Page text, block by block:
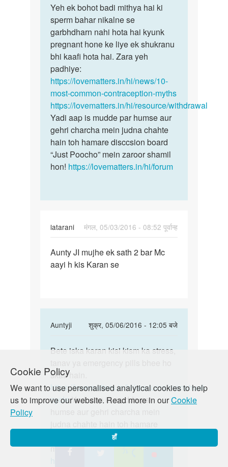
Cookie Policy
We want to use personalised analytical cookies to help
us to improve our website. Read more in ourCookie
Policy
हाँ
to
Mc
ka
three
din
bad
mana
apni
by
anuj..kumar
Yeh
ek
bohot
badi
mithya
hai
Yeh ek bohot badi mithya hai ki
sperm bahar nikalne se
garbhdharn nahi hota hai kyunk
pregnant hone ke liye ek shukranu
bhi kaafi hota hai. Zara yeh
padhiye:
https://lovematters.in/hi/news/10-
most-common-contraception-myths
https://lovematters.in/hi/resource/withdrawal
Yadi aap is mudde par humse aur
gehri charcha mein judna chahte
hain toh hamare disccsion board
“Just Poocho” mein zaroor shamil
hon! https://lovematters.in/hi/forum
latarani
मंगल, 05/03/2016 - 08:52 पूर्वान्ह
Aunty
JI
bar
Aunty JI mujhe ek sath 2 bar Mc
aayi h kis Karan se
Auntyji
शुक्र, 05/06/2016 - 12:05 बजे
In
to
mujhe
ek
by
Bete
karan
kisi
kism
Bete iska karan kisi kism ka stress,
skati hain.
https://lovematters.in/hi/resource/menstrual-
cycleYadi aap is mudde par
disccsion board “Just Poocho”
mein zaroor shamil hon!
https://lovematters.in/hi/forum